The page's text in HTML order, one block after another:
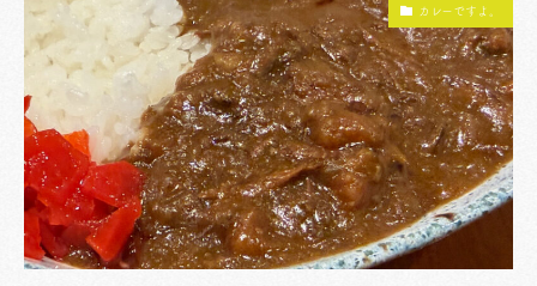
カレーですよ。